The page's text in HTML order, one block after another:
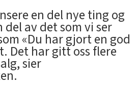
en del nye ting og
av det som vi ser
«Du har gjort en god
Det har gitt oss flere
sier